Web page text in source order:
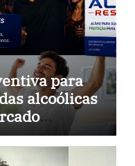
para
alcoólicas